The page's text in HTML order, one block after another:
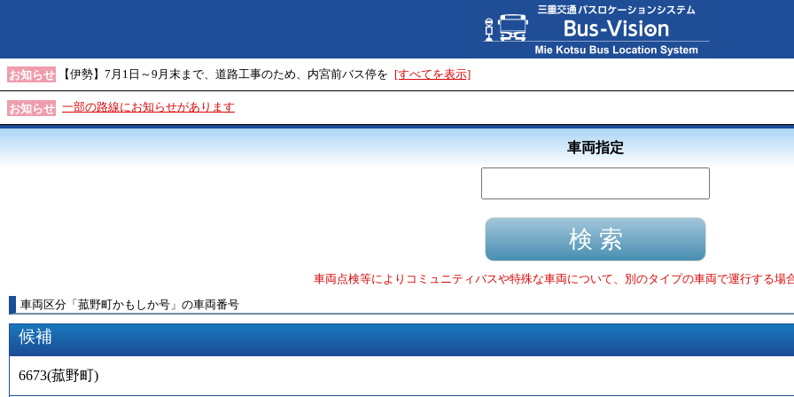
お知らせ 【伊勢】7月1日～9月末まで、道路工事のため、内宮前バス停を [すべてを表示]
お知らせ 一部の路線にお知らせがあります
車両指定
車両点検等によりコミュニティバスや特殊な車両について、別のタイプの車両で運行する場
車両区分 「 菰野町かもしか号 」 の車両番号
候補
6673(菰野町)